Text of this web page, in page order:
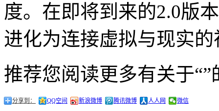
度。在即将到来的2.0版
进化为连接虚拟与现实
推荐您阅读更多有关于“”
分享到： QQ空间 新浪微博 腾讯微博 人人网 微信